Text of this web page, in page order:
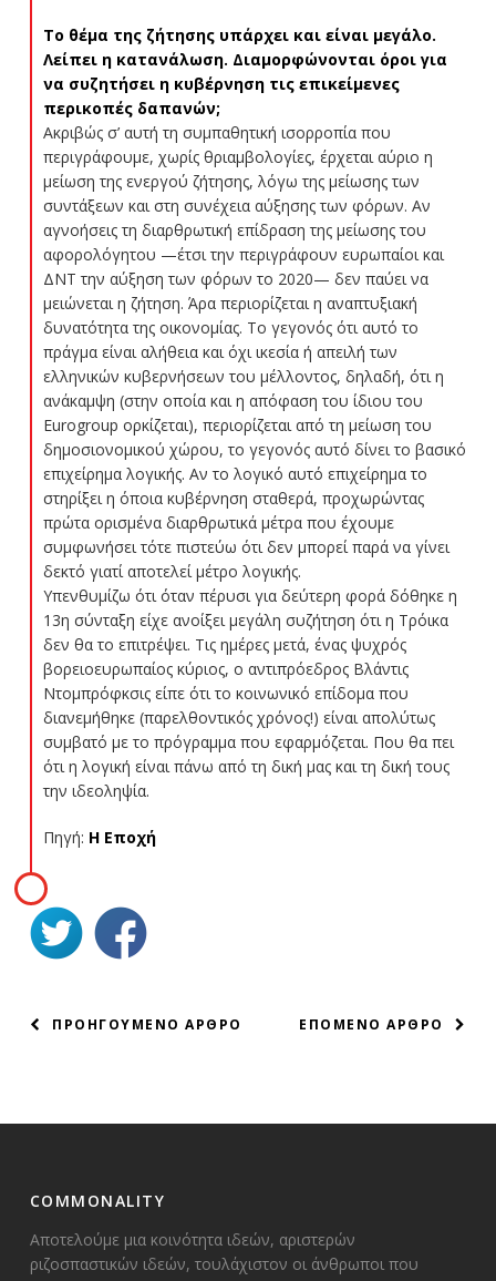
Το θέμα της ζήτησης υπάρχει και είναι μεγάλο.
Λείπει η κατανάλωση. Διαμορφώνονται όροι για
να συζητήσει η κυβέρνηση τις επικείμενες
περικοπές δαπανών;
Ακριβώς σ’ αυτή τη συμπαθητική ισορροπία που
περιγράφουμε, χωρίς θριαμβολογίες, έρχεται αύριο η
μείωση της ενεργού ζήτησης, λόγω της μείωσης των
συντάξεων και στη συνέχεια αύξησης των φόρων. Αν
αγνοήσεις τη διαρθρωτική επίδραση της μείωσης του
αφορολόγητου —έτσι την περιγράφουν ευρωπαίοι και
ΔΝΤ την αύξηση των φόρων το 2020— δεν παύει να
μειώνεται η ζήτηση. Άρα περιορίζεται η αναπτυξιακή
δυνατότητα της οικονομίας. Το γεγονός ότι αυτό το
πράγμα είναι αλήθεια και όχι ικεσία ή απειλή των
ελληνικών κυβερνήσεων του μέλλοντος, δηλαδή, ότι η
ανάκαμψη (στην οποία και η απόφαση του ίδιου του
Eurogroup ορκίζεται), περιορίζεται από τη μείωση του
δημοσιονομικού χώρου, το γεγονός αυτό δίνει το βασικό
επιχείρημα λογικής. Αν το λογικό αυτό επιχείρημα το
στηρίξει η όποια κυβέρνηση σταθερά, προχωρώντας
πρώτα ορισμένα διαρθρωτικά μέτρα που έχουμε
συμφωνήσει τότε πιστεύω ότι δεν μπορεί παρά να γίνει
δεκτό γιατί αποτελεί μέτρο λογικής.
Υπενθυμίζω ότι όταν πέρυσι για δεύτερη φορά δόθηκε η
13η σύνταξη είχε ανοίξει μεγάλη συζήτηση ότι η Τρόικα
δεν θα το επιτρέψει. Τις ημέρες μετά, ένας ψυχρός
βορειοευρωπαίος κύριος, ο αντιπρόεδρος Βλάντις
Ντομπρόφκσις είπε ότι το κοινωνικό επίδομα που
διανεμήθηκε (παρελθοντικός χρόνος!) είναι απολύτως
συμβατό με το πρόγραμμα που εφαρμόζεται. Που θα πει
ότι η λογική είναι πάνω από τη δική μας και τη δική τους
την ιδεοληψία.
Πηγή: Η Εποχή
ΠΛΟΗΓΗΣΗ
ΕΠΟΜΕΝΟ ΑΡΘΡΟ
ΠΡΟΗΓΟΥΜΕΝΟ ΑΡΘΡΟ
COMMONALITY
Αποτελούμε μια κοινότητα ιδεών, αριστερών
ριζοσπαστικών ιδεών, τουλάχιστον οι άνθρωποι που